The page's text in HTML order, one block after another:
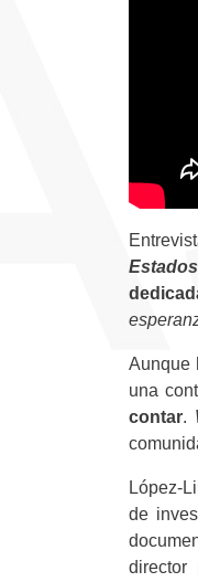
Aunque
una
contar.
López-
de
director